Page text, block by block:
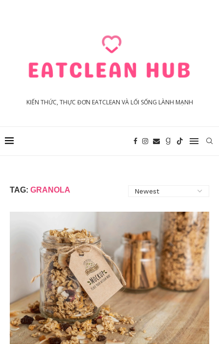
KIẾN THỨC, THỰC ĐƠN EATCLEAN VÀ LỐI SỐNG LÀNH MẠNH
TAG: GRANOLA